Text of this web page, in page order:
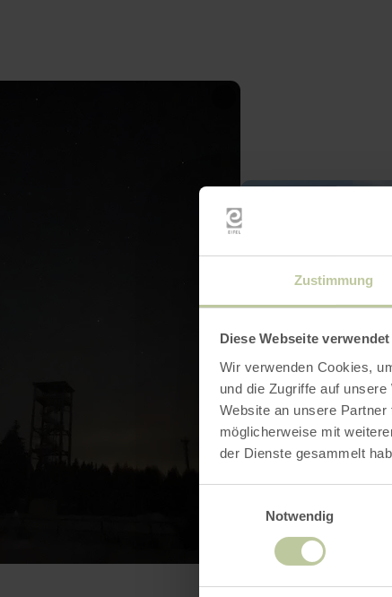
Zustimmung
Diese Webseite
Wir verwenden Cookies,
und die Zugriffe auf
Website an unsere
möglicherweise mit
der Dienste gesammelt
Notwendig